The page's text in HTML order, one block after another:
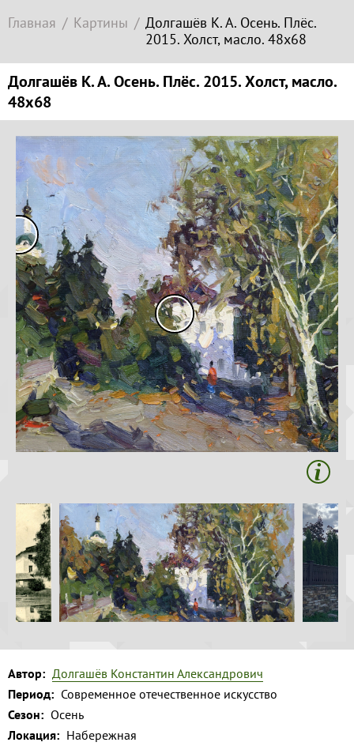
Главная Картины
Долгашёв К. А. Осень. Плёс.
2015. Холст, масло. 48х68
Долгашёв К. А. Осень. Плёс. 2015. Холст, масло.
48х68
Автор: Долгашёв Константин Александрович
Период: Современное отечественное искусство
Сезон: Осень
Локация: Набережная
ссылку
Копировать
зарубежное
искусство
Локация
гора
Гора
Левитана
Заречье
Набережная
Торговая
площадь
Верхний
Плёс
Волга и
левый берег
Время
года на
картине
Весна
Лето
Осень
Коллекция
музея
Музей